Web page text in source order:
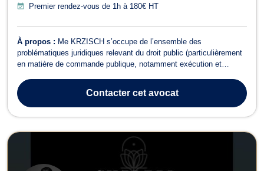
Premier rendez-vous de 1h à 180€ HT
À propos : Me KRZISCH s’occupe de l’ensemble des
problématiques juridiques relevant du droit public (particulièrement
en matière de commande publique, notamment exécution et
de la fonction publique). Le cabinet traite également des
problématiques des fonctionnaires des ...
Contactercet avocat